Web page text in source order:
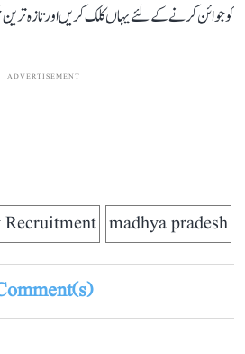
کو جوائن کرنے کے لئے یہاں کلک کریں اور تازہ
ADVERTISEMENT
madhya pradesh